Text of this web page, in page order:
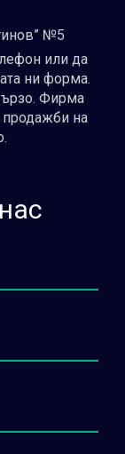
№5
или да
ни форма.
Фирма
на